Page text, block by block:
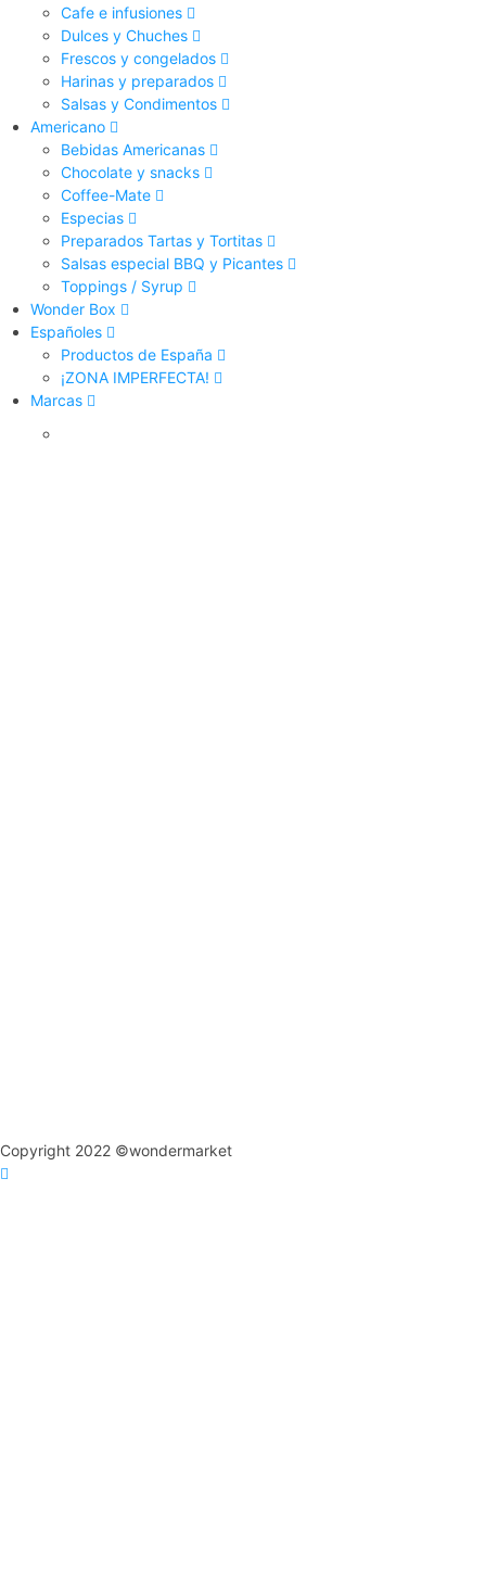
Cafe e infusiones
Dulces y Chuches
Frescos y congelados
Harinas y preparados
Salsas y Condimentos
Americano
Bebidas Americanas
Chocolate y snacks
Coffee-Mate
Especias
Preparados Tartas y Tortitas
Salsas especial BBQ y Picantes
Toppings / Syrup
Wonder Box
Españoles
Productos de España
¡ZONA IMPERFECTA!
Marcas
Copyright 2022 ©wondermarket